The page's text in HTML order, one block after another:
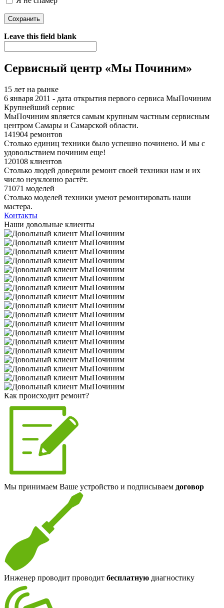
Я спамер
Leave this field blank
Сервисный центр «Мы Починим»
15 лет на рынке
6 января 2011 - дата открытия первого сервиса МыПочиним
Крупнейший сервис
МыПочиним является самым крупным частным сервисным
центром Самары и Самарской области.
141904 ремонтов
Столько единиц техники было успешно починено. И мы с
удовольствием починим еще!
120108 клиентов
Столько людей доверили ремонт своей техники нам и их
число неуклонно растёт.
71071 моделей
Столько моделей техники умеют ремонтировать наши
мастера.
Контакты
Наши довольные клиенты
Как происходит ремонт?
Мы принимаем Ваше устройство и подписываем договор
Инженер проводит проводит бесплатную диагностику